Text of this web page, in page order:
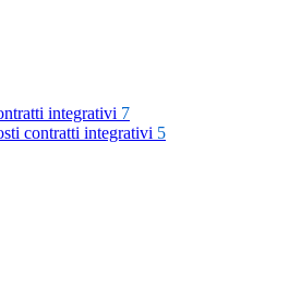
integrativi 7
contratti integrativi 5